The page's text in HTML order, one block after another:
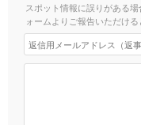
スポット情報に誤りがある
ォームよりご報告いただける